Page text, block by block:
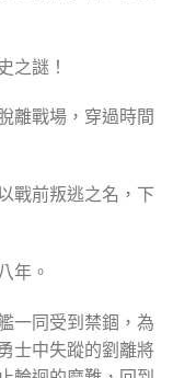
之謎！
離戰場，穿過時間
戰前叛逃之名，下
年。
一同受到禁錮，為
士中失蹤的劉離將